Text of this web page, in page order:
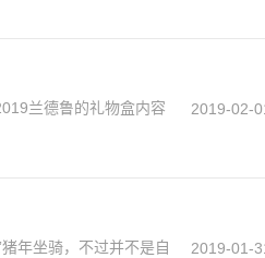
兰德鲁的礼物盒内容
2019-02-
年坐骑，不过并不是自
2019-01-